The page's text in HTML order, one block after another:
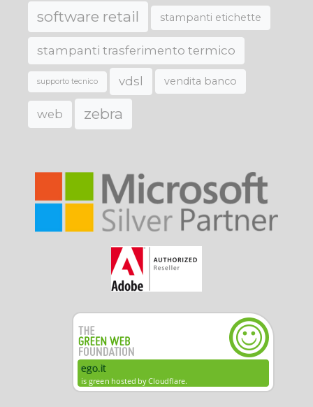
software retail stampanti etichette
stampanti trasferimento termico
supporto tecnico vdsl vendita banco
web zebra